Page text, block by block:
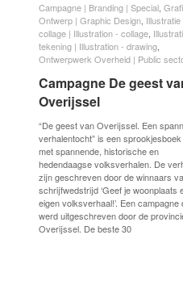
Campagne | Branding | Special
Ontwerp | Graphic Design Illustratie
collage | Illustration - collage
tekening | Illustration - drawing
Ontwerpwerk Overheid | Public
Campagne De geest
Overijssel
“De geest van Overijssel. Een
verhalentocht” is een
met spannende, historische en
hedendaagse volksverhalen. De
zijn geschreven door de winnaars
schrijfwedstrijd ‘Geef je woonplaats
eigen volksverhaal!’. Een campagne
werd uitgeschreven door de
Overijssel. De beste 30
Campagne | Branding | Special
Ontwerp | Graphic Design Illustratie
collage | Illustration - collage
tekening | Illustration - drawing
Ontwerpwerk Overheid | Public
Campagne De geest
Overijssel